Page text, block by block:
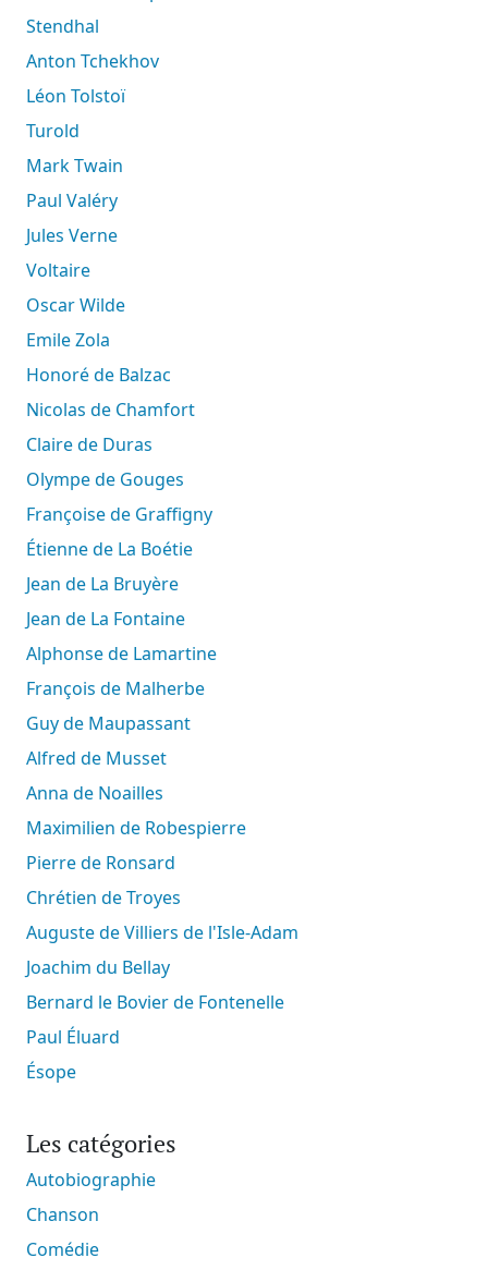
Stendhal
Anton Tchekhov
Léon Tolstoï
Turold
Mark Twain
Paul Valéry
Jules Verne
Voltaire
Oscar Wilde
Emile Zola
Honoré de Balzac
Nicolas de Chamfort
Claire de Duras
Olympe de Gouges
Françoise de Graffigny
Étienne de La Boétie
Jean de La Bruyère
Jean de La Fontaine
Alphonse de Lamartine
François de Malherbe
Guy de Maupassant
Alfred de Musset
Anna de Noailles
Maximilien de Robespierre
Pierre de Ronsard
Chrétien de Troyes
Auguste de Villiers de l'Isle-Adam
Joachim du Bellay
Bernard le Bovier de Fontenelle
Paul Éluard
Ésope
Les catégories
Autobiographie
Chanson
Comédie